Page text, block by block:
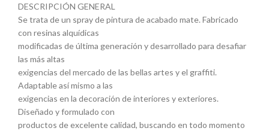
DESCRIPCIÓN GENERAL
Se trata de un spray de pintura de acabado mate. Fabricado
con resinas alquídicas
modificadas de última generación y desarrollado para desafiar
las más altas
exigencias del mercado de las bellas artes y el graffiti.
Adaptable así mismo a las
exigencias en la decoración de interiores y exteriores.
Diseñado y formulado con
productos de excelente calidad, buscando en todo momento